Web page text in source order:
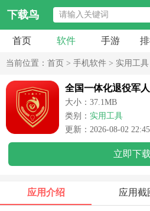
下载鸟
首页 软件 手游
当前位置： 首页 > 手机软件 > 实用工具
全国一体化退役军
大小：37.1MB
类别： 实用工具
更新：2026-08-02
立即下载
应用介绍 应用截